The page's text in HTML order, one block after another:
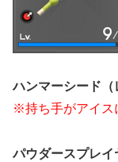
ハンマーシード（
※持ち手がアイス
パウダースプレイ